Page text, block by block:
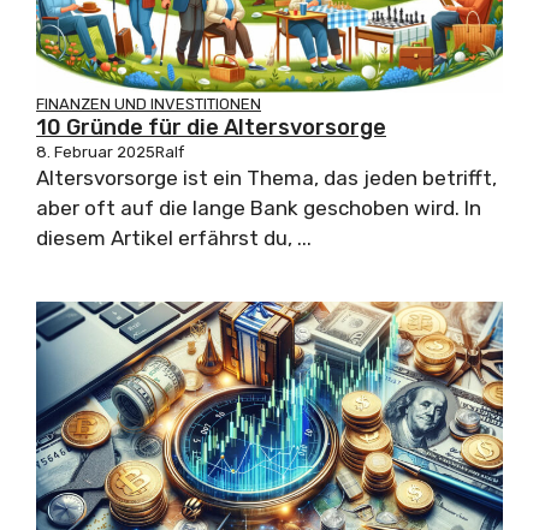
FINANZEN UND INVESTITIONEN
10 Gründe für die Altersvorsorge
8. Februar 2025Ralf
Altersvorsorge ist ein Thema, das jeden betrifft,
aber oft auf die lange Bank geschoben wird. In
diesem Artikel erfährst du, ...